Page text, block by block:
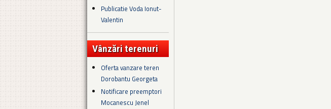
Publicatie Voda Ionut-
Valentin
Vânzări terenuri
Oferta vanzare teren
Dorobantu Georgeta
Notificare preemptori
Mocanescu Jenel